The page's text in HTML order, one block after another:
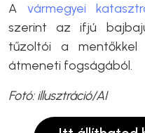
A vármegyei
szerint az ifjú
tűzoltói a
átmeneti fogságából.
Fotó: illusztráció/AI